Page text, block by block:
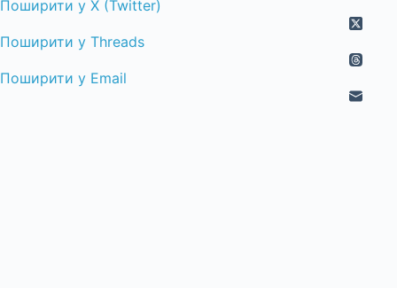
Поширити у X (Twitter)
Поширити у Threads
Поширити у Email